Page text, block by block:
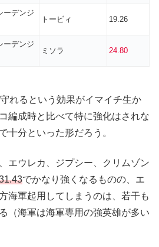
ーデンジ
トービィ 19.26
ーデンジ
ミソラ 24.80
れるという効果がイマイチ生か
編成時と比べて特に強化はされな
十分といった形だろう。
エウレカ、ジプシー、クリムゾン
でかなり強くなるものの、エ
海軍起用してしまうのは、若干も
（海軍は海軍専用の強英雄が多い